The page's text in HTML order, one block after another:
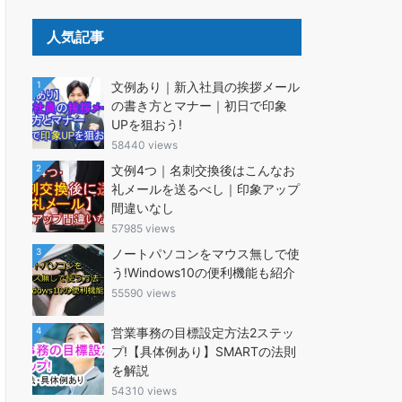
人気記事
1
文例あり｜新入社員の挨拶メール
の書き方とマナー｜初日で印象
UPを狙おう!
58440 views
2
文例4つ｜名刺交換後はこんなお
礼メールを送るべし｜印象アップ
間違いなし
57985 views
3
ノートパソコンをマウス無しで使
う!Windows10の便利機能も紹介
55590 views
4
営業事務の目標設定方法2ステッ
プ!【具体例あり】SMARTの法則
を解説
54310 views